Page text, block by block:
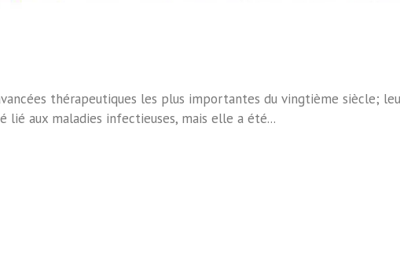
thérapeutiques les plus importantes du vingtième siècle;
aux maladies infectieuses, mais elle a été...